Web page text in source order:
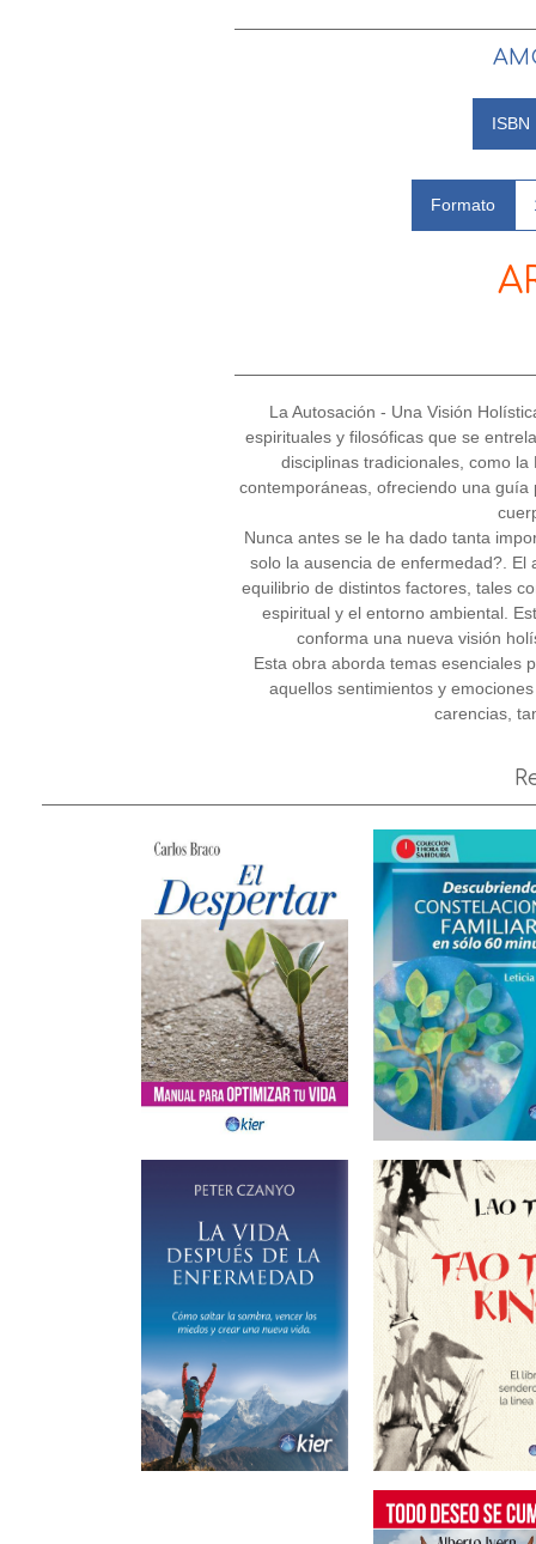
ISBN
Formato
La Autosación - Una Visión
espirituales y filosóficas que se
disciplinas tradicionales, como
contemporáneas, ofreciendo una
Nunca antes se le ha dado tanta
solo la ausencia de enfermedad?.
equilibrio de distintos factores, tales
espiritual y el entorno ambiental.
conforma una nueva visión
Esta obra aborda temas esenciales
aquellos sentimientos y
carencias,